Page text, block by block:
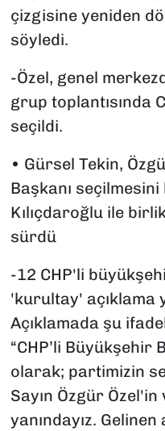
çizgisine yeniden
söyledi.
-Özel, genel
grup toplantısında
seçildi.
•⁠ ⁠Gürsel Tekin,
Başkanı
Kılıçdaroğlu ile
sürdü
-12 CHP'li
'kurultay' açıklama
Açıklamada şu
“CHP’li Büyükşehir
olarak; partimizin
Sayın Özgür
yanındayız.